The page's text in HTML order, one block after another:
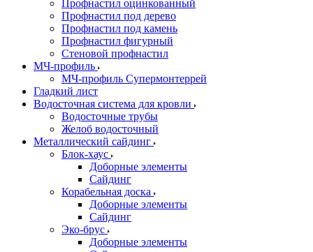
Профнастил оцинкованный
Профнастил под дерево
Профнастил под камень
Профнастил фигурный
Стеновой профнастил
МЧ-профиль
МЧ-профиль Супермонтеррей
Гладкий лист
Водосточная система для кровли
Водосточные трубы
Желоб водосточный
Металлический сайдинг
Блок-хаус
Доборные элементы
Сайдинг
Корабельная доска
Доборные элементы
Сайдинг
Эко-брус
Доборные элементы